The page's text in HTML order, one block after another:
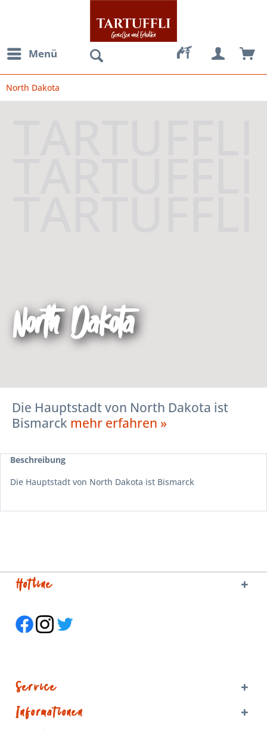
Menü
North Dakota
North Dakota
Die Hauptstadt von North Dakota ist
Bismarck mehr erfahren »
Beschreibung
Die Hauptstadt von North Dakota ist Bismarck
Hotline
Service
Informationen